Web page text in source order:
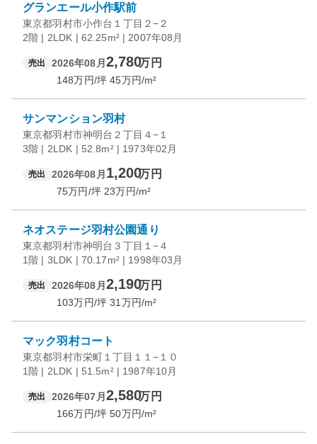
グランエール小作駅前
東京都羽村市小作台１丁目２−２
2階 | 2LDK | 62.25m² | 2007年08月
売出 2026年08月 2,780万円
148万円/坪 45万円/m²
サンマンション羽村
東京都羽村市神明台２丁目４−１
3階 | 2LDK | 52.8m² | 1973年02月
売出 2026年08月 1,200万円
75万円/坪 23万円/m²
ネオステージ羽村公園通り
東京都羽村市神明台３丁目１−４
1階 | 3LDK | 70.17m² | 1998年03月
売出 2026年08月 2,190万円
103万円/坪 31 万円/m²
マック羽村コート
東京都羽村市栄町１丁目１１−１０
1階 | 2LDK | 51.5m² | 1987年10月
売出 2026年07月 2,580万円
166万円/坪 50万円/m²